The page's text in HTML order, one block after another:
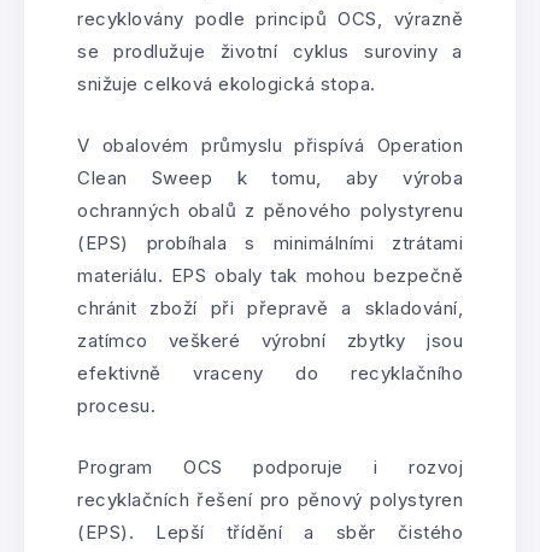
recyklovány podle principů OCS, výrazně
se prodlužuje životní cyklus suroviny a
snižuje celková ekologická stopa.
V obalovém průmyslu přispívá Operation
Clean Sweep k tomu, aby výroba
ochranných obalů z pěnového polystyrenu
(EPS) probíhala s minimálními ztrátami
materiálu. EPS obaly tak mohou bezpečně
chránit zboží při přepravě a skladování,
zatímco veškeré výrobní zbytky jsou
efektivně vraceny do recyklačního
procesu.
Program OCS podporuje i rozvoj
recyklačních řešení pro pěnový polystyren
(EPS). Lepší třídění a sběr čistého